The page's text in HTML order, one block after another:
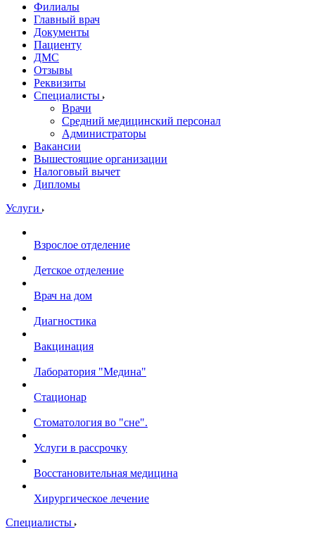
Филиалы
Главный врач
Документы
Пациенту
ДМС
Отзывы
Реквизиты
Специалисты
Врачи
Средний медицинский персонал
Администраторы
Вакансии
Вышестоящие организации
Налоговый вычет
Дипломы
Услуги
Взрослое отделение
Детское отделение
Врач на дом
Диагностика
Вакцинация
Лаборатория "Медина"
Стационар
Стоматология во "сне".
Услуги в рассрочку
Восстановительная медицина
Хирургическое лечение
Специалисты